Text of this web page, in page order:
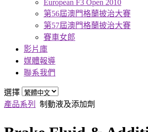
European F3 Open 2010
第56屆澳門格蘭披治大賽
第57屆澳門格蘭披治大賽
賽車女郎
影片庫
媒體報導
聯系我們
選擇
產品系列
制動液及添加劑